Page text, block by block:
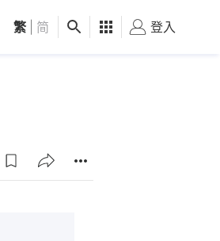
觀點 健康 好食玩飛
繁 简 登入